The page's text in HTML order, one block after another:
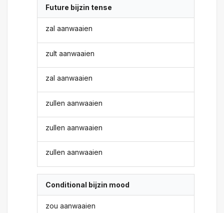
Future bijzin tense
zal aanwaaien
zult aanwaaien
zal aanwaaien
zullen aanwaaien
zullen aanwaaien
zullen aanwaaien
Conditional bijzin mood
zou aanwaaien